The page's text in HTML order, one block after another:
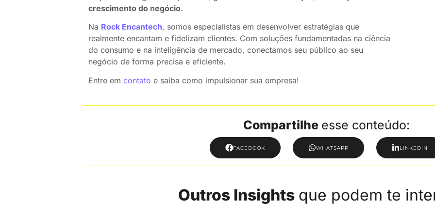
crescimento do negócio.
Na Rock Encantech, somos especialistas em desenvolver estratégias que
realmente encantam e fidelizam clientes. Com soluções fundamentadas na ciência
do consumo e na inteligência de mercado, conectamos seu público ao seu
negócio de forma precisa e eficiente.
Entre em contato e saiba como impulsionar sua empresa!
Compartilhe esse conteúdo:
FACEBOOK WHATSAPP LINKEDIN
Outros Insights que podem te